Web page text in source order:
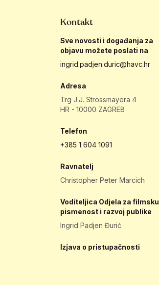
Kontakt
Sve novosti i događanja za
objavu možete poslati na
ingrid.padjen.duric@havc.hr
Adresa
Trg J.J. Strossmayera 4
HR - 10000 ZAGREB
Telefon
+385 1 604 1091
Ravnatelj
Christopher Peter Marcich
Voditeljica Odjela za filmsku
pismenost i razvoj publike
Ingrid Padjen Đurić
Izjava o pristupačnosti